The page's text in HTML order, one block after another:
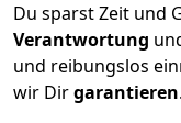
Du sparst Zeit und
Verantwortung
und reibungslos
wir Dirgarantieren.